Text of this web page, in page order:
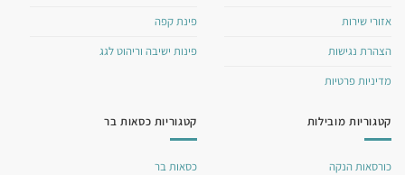
אזורי שירות
הצהרת נגישות
מדיניות פרטיות
פינת קפה
פינות ישיבה וריהוט לגג
קטגוריות מובילות
כורסאות הנקה
קטגוריות כסאות בר
כסאות בר